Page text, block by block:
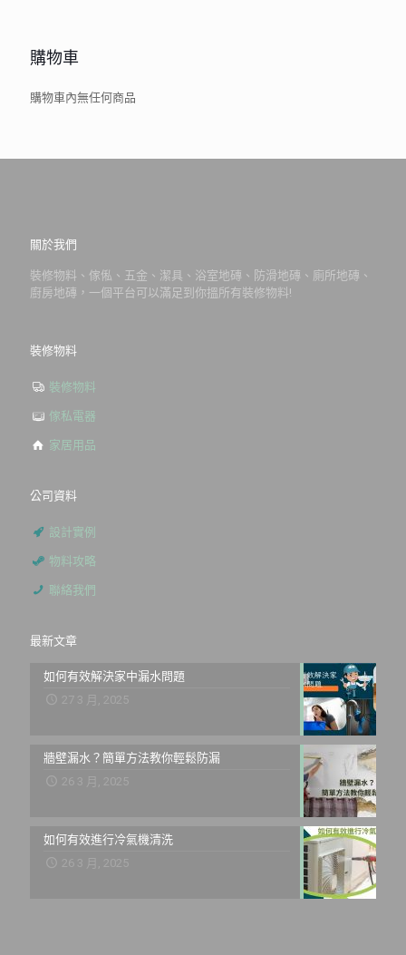
購物車
購物車內無任何商品
關於我們
裝修物料、傢俬、五金、潔具、浴室地磚、防滑地磚、廁所地磚、
廚房地磚，一個平台可以滿足到你搵所有裝修物料!
裝修物料
裝修物料
傢私電器
家居用品
公司資料
設計實例
物料攻略
聯絡我們
最新文章
如何有效解決家中漏水問題
27 3 月, 2025
牆壁漏水？簡單方法教你輕鬆防漏
26 3 月, 2025
如何有效進行冷氣機清洗
26 3 月, 2025